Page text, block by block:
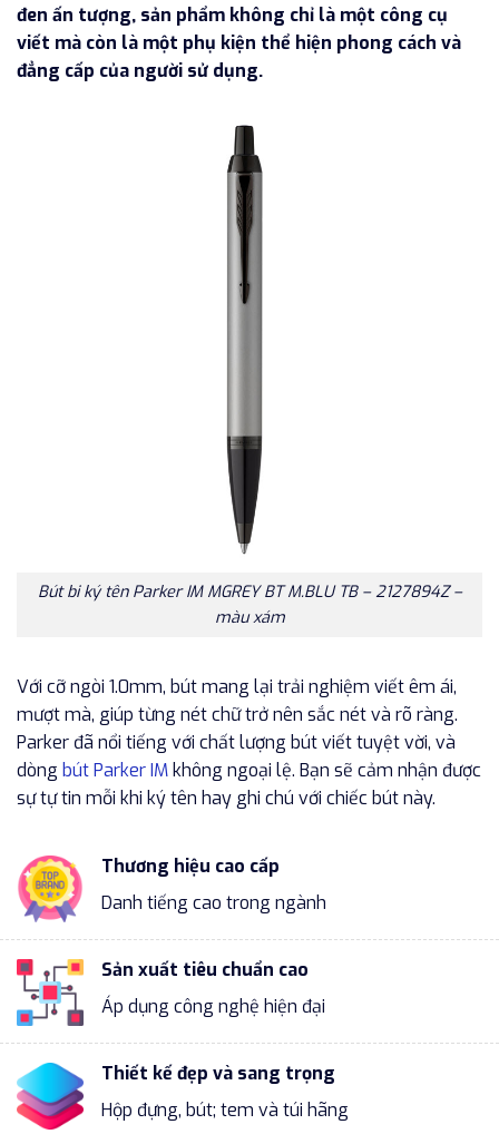
đen ấn tượng, sản phẩm không chỉ là một công cụ
viết mà còn là một phụ kiện thể hiện phong cách và
đẳng cấp của người sử dụng.
Bút bi ký tên Parker IM MGREY BT M.BLU TB – 2127894Z –
màu xám
Với cỡ ngòi 1.0mm, bút mang lại trải nghiệm viết êm ái,
mượt mà, giúp từng nét chữ trở nên sắc nét và rõ ràng.
Parker đã nổi tiếng với chất lượng bút viết tuyệt vời, và
dòng bút Parker IMkhông ngoại lệ. Bạn sẽ cảm nhận được
sự tự tin mỗi khi ký tên hay ghi chú với chiếc bút này.
Thương hiệu cao cấp
Danh tiếng cao trong ngành
Sản xuất tiêu chuẩn cao
Áp dụng công nghệ hiện đại
Thiết kế đẹp và sang trọng
Hộp đựng, bút; tem và túi hãng